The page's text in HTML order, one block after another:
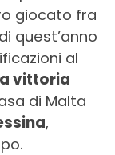
giocato fra
quest’anno
al
vittoria
di Malta
,